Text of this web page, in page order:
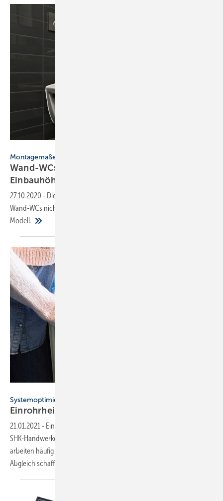
Montagemaße
Wand-WCs: So wählen Sie die richtige
Einbauhöhe
27.10.2020 - Die Empfehlungen der Hersteller sind beim Einbau von
Wand-WCs nicht durchgängig und variieren teilweise von Modell zu
Modell.
Systemoptimierung mit Regel- und Regulierventilen
Einrohrheizungen richtig
21.01.2021 - Einrohrheizungen gehören immer noch zum Alltag des
SHK-Handwerkers. Allerdings sind diese größtenteils veraltet und
arbeiten häufig sehr ineffizient. Abhilfe kann da ein hydraulischer
Abgleich schaffen. Wir zeigen